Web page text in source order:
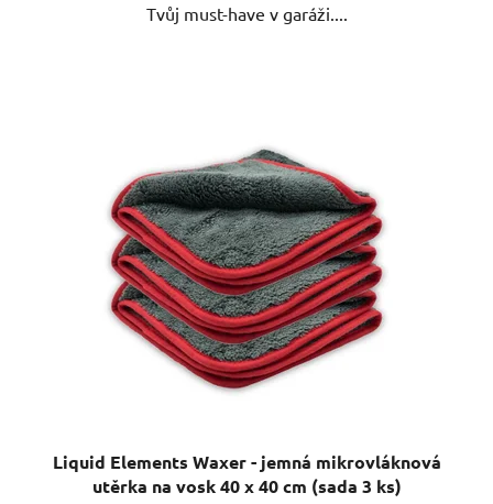
Tvůj must-have v garáži....
Liquid Elements Waxer - jemná mikrovláknová
utěrka na vosk 40 x 40 cm (sada 3 ks)